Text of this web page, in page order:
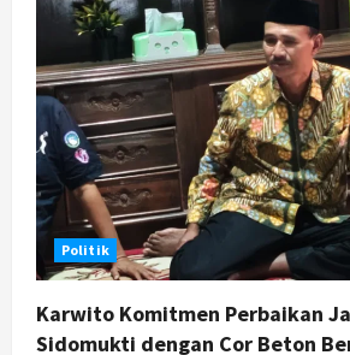
Politik
Karwito Komitmen Perbaikan
Sidomukti dengan Cor Beton